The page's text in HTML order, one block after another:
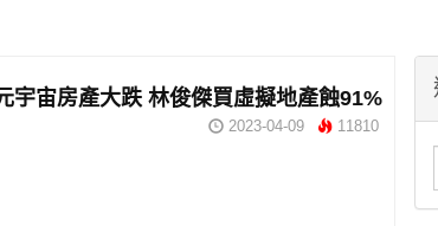
宇宙房產大跌 林俊傑買虛擬地產蝕91%
2023-04-09 11810